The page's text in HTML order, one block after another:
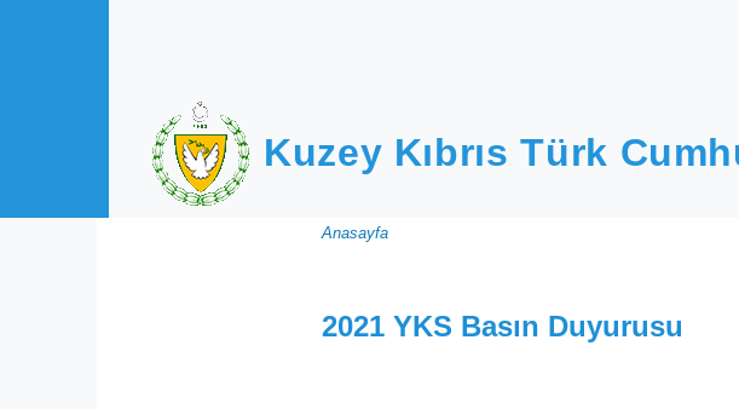
Kuzey Kıbrıs Türk
Sayfa
yolu
Anasayfa
2021 YKS Basın Duyurusu